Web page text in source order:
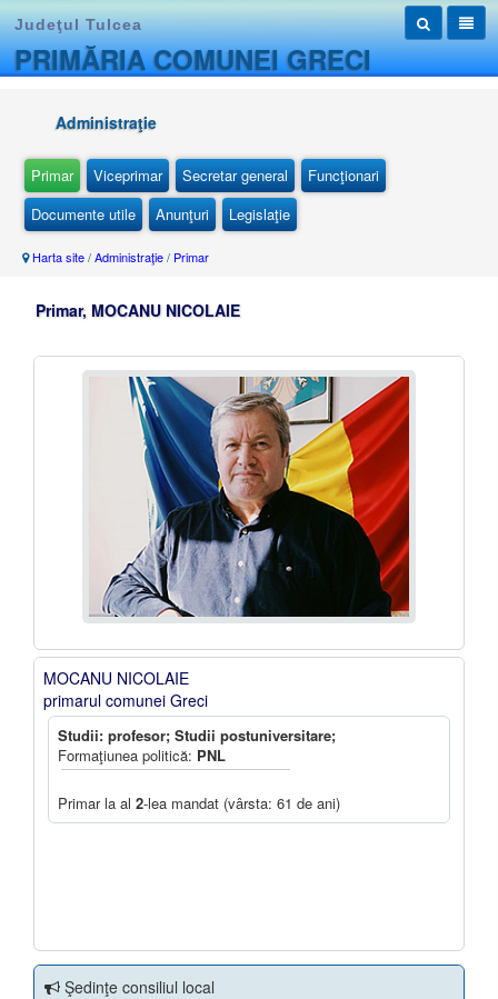
Judeţul Tulcea
PRIMĂRIA COMUNEI GRECI
Administraţie
Primar Viceprimar Secretar general
Funcţionari
Documente utile
Anunţuri Legislaţie
Harta site/Administraţie/ Primar
Primar, MOCANU NICOLAIE
MOCANU NICOLAIE
primarul comunei Greci
Studii: profesor; Studii postuniversitare;
Formaţiunea politică: PNL
Primar la al 2-lea mandat (vârsta: 61 de ani)
Şedinţe consiliul local